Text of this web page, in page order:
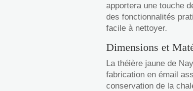
apportera une touche
des fonctionnalités
facile à nettoyer.
Dimensions et
La théière jaune de
fabrication en émail
conservation de la